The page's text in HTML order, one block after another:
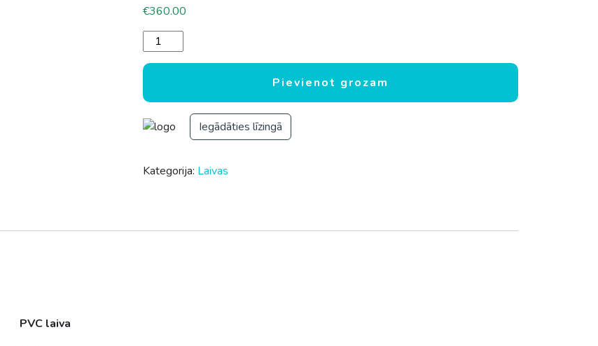
€360.00
Piepūšama PVC laiva Pacific Marine AMONA PM F-260TS daudzums
Pievienot grozam
Iegādāties līzingā
Kategorija: Laivas
PVC laiva